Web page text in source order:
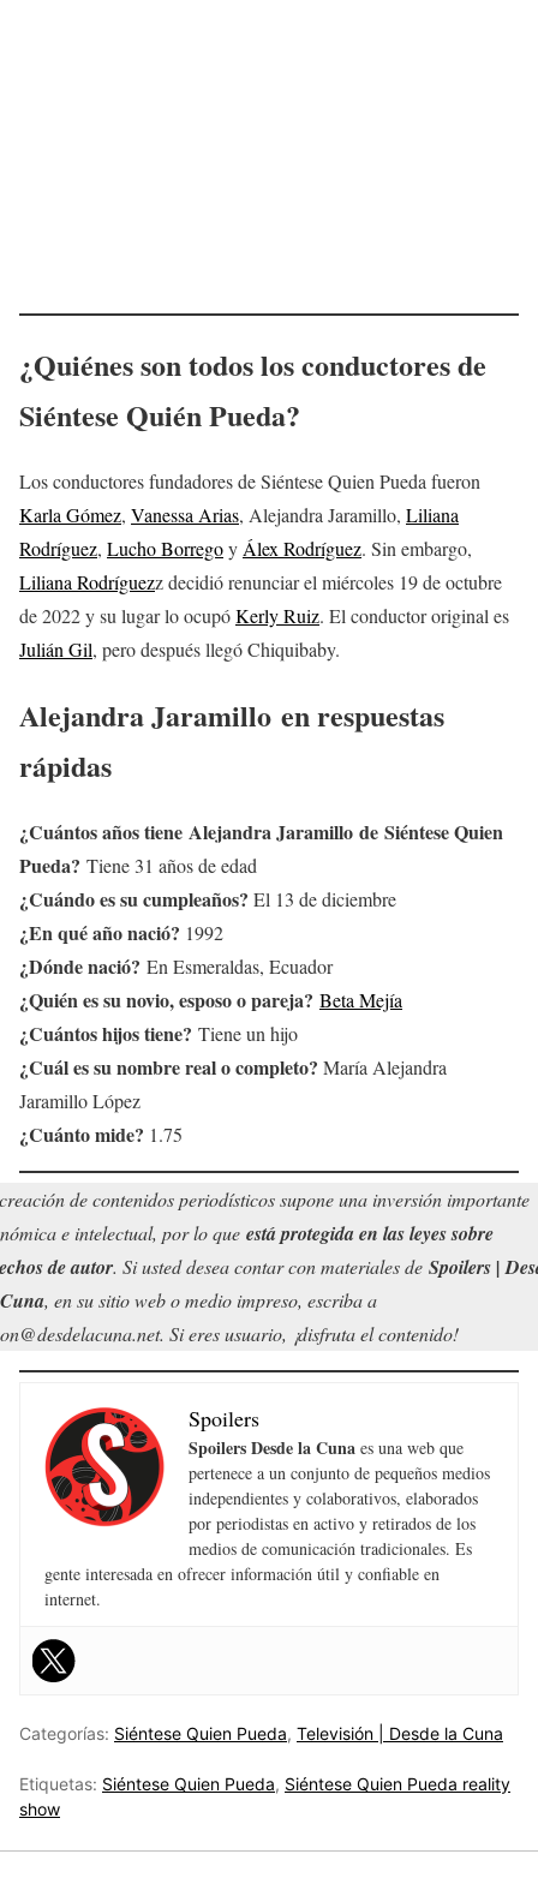
¿Quiénes son todos los conductores de
Siéntese Quién Pueda?
Los conductores fundadores de Siéntese Quien Pueda fueron
Karla Gómez, Vanessa Arias, Alejandra Jaramillo, Liliana
Rodríguez, Lucho Borregoy Álex Rodríguez. Sin embargo,
Liliana Rodríguezz decidió renunciar el miércoles 19 de octubre
de 2022 y su lugar lo ocupóKerly Ruiz. El conductor original es
Julián Gil, pero después llegó Chiquibaby.
Alejandra Jaramillo en respuestas
rápidas
¿Cuántos años tiene Alejandra Jaramillo de Siéntese Quien
Pueda? Tiene 31 años de edad
¿Cuándo es su cumpleaños? El 13 de diciembre
¿En qué año nació? 1992
¿Dónde nació? En Esmeraldas, Ecuador
¿Quién es su novio, esposo o pareja? Beta Mejía
¿Cuántos hijos tiene? Tiene un hijo
¿Cuál es su nombre real o completo? María Alejandra
Jaramillo López
¿Cuánto mide? 1.75
de contenidos periodísticos supone una inversión importante
e intelectual, por lo que está protegida en las leyes sobre
de autor. Si usted desea contar con materiales de Spoilers |
, en su sitio web o medio impreso, escriba a
Si eres usuario, ¡disfruta el contenido!
Spoilers
Spoilers Desde la Cuna es una web que
pertenece a un conjunto de pequeños medios
independientes y colaborativos, elaborados
por periodistas en activo y retirados de los
medios de comunicación tradicionales. Es
gente interesada en ofrecer información útil y confiable en
internet.
Categorías: Siéntese Quien Pueda, Televisión | Desde la Cuna
Etiquetas: Siéntese Quien Pueda, Siéntese Quien Pueda reality
show